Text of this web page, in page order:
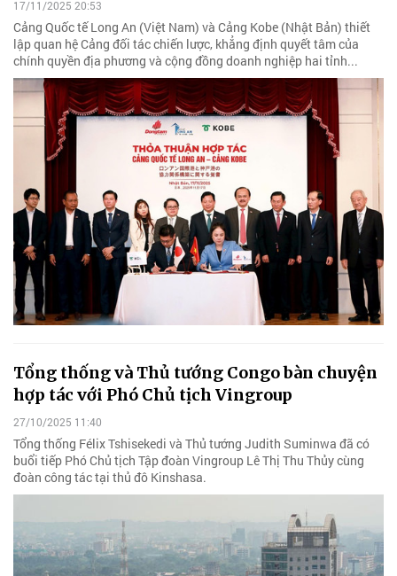
17/11/2025 20:53
Cảng Quốc tế Long An (Việt Nam) và Cảng Kobe (Nhật Bản) thiết
lập quan hệ Cảng đối tác chiến lược, khẳng định quyết tâm của
chính quyền địa phương và cộng đồng doanh nghiệp hai tỉnh...
Tổng thống và Thủ tướng Congo bàn chuyện
hợp tác với Phó Chủ tịch Vingroup
27/10/2025 11:40
Tổng thống Félix Tshisekedi và Thủ tướng Judith Suminwa đã có
buổi tiếp Phó Chủ tịch Tập đoàn Vingroup Lê Thị Thu Thủy cùng
đoàn công tác tại thủ đô Kinshasa.